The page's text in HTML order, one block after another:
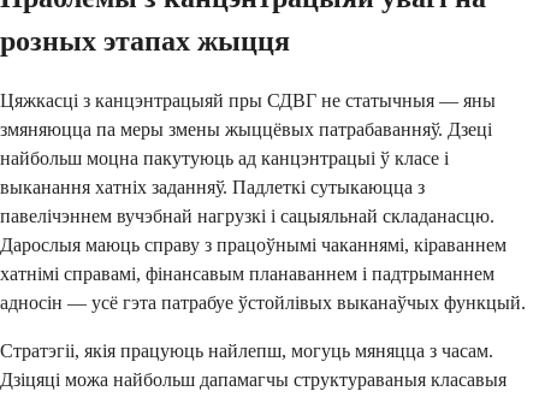
розных этапах жыцця
Цяжкасці з канцэнтрацыяй пры СДВГ не статычныя — яны
змяняюцца па меры змены жыццёвых патрабаванняў. Дзеці
найбольш моцна пакутуюць ад канцэнтрацыі ў класе і
выканання хатніх заданняў. Падлеткі сутыкаюцца з
павелічэннем вучэбнай нагрузкі і сацыяльнай складанасцю.
Дарослыя маюць справу з працоўнымі чаканнямі, кіраваннем
хатнімі справамі, фінансавым планаваннем і падтрыманнем
адносін — усё гэта патрабуе ўстойлівых выканаўчых функцый.
Стратэгіі, якія працуюць найлепш, могуць мяняцца з часам.
Дзіцяці можа найбольш дапамагчы структураваныя класавыя